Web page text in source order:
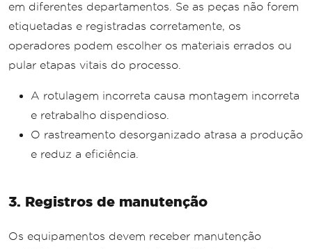
em diferentes departamentos. Se as peças não forem
etiquetadas e registradas corretamente, os
operadores podem escolher os materiais errados ou
pular etapas vitais do processo.
A rotulagem incorreta causa montagem incorreta
e retrabalho dispendioso.
O rastreamento desorganizado atrasa a produção
e reduz a eficiência.
3. Registros de manutenção
Os equipamentos devem receber manutenção